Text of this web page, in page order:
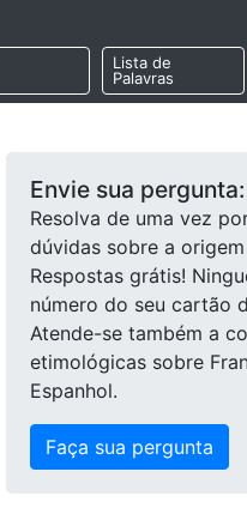
Lista de
Palavras
Envie sua pergunta:
Resolva de uma vez
dúvidas sobre a
Respostas grátis!
número do seu cartão
Atende-se também a
etimológicas sobre
Espanhol.
Faça sua pergunta